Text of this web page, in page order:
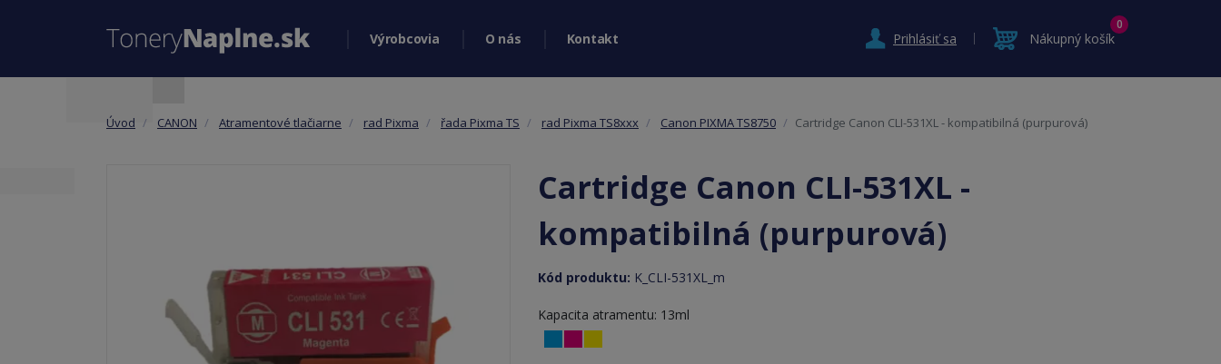
Výrobcovia O nás Kontakt Prihlásiť sa Nákupný košík
0
Úvod CANON Atramentové tlačiarne rad Pixma řada Pixma TS rad Pixma TS8xxx Canon PIXMA TS8750 Cartridge Canon CLI-531XL - kompatibilná (purpurová)
Cartridge Canon CLI-531XL -
kompatibilná (purpurová)
Kód produktu: K_CLI-531XL_m
Kapacita atramentu: 13ml